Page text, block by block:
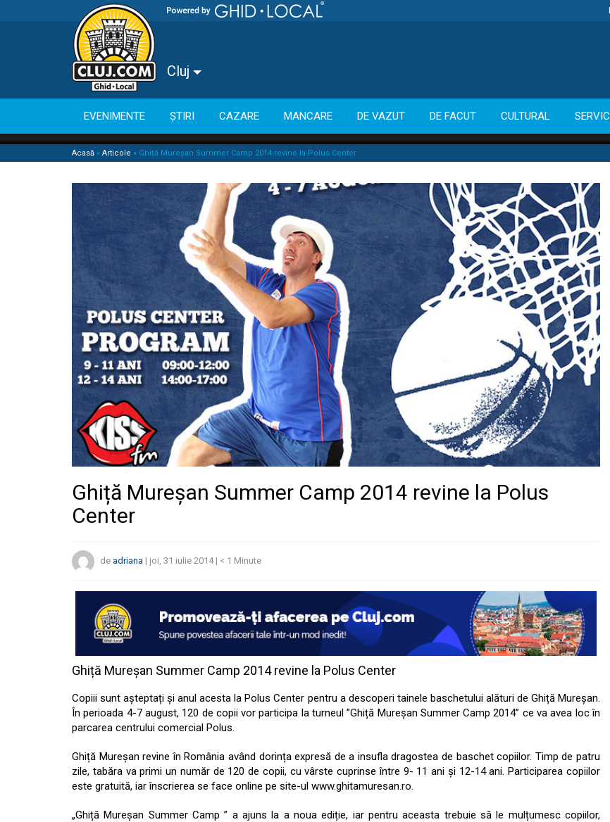
Cluj
EVENIMENTE ȘTIRI CAZARE MANCARE DE VAZUT DE FACUT CULTURAL
Acasă » Articole » Ghiță Mureșan Summer Camp 2014 revine la Polus Center
Ghiță Mureșan Summer Camp 2014 revine la Polus
Center
de adriana | joi, 31 iulie 2014| < 1 Minute
Ghiță Mureșan Summer Camp 2014 revine la Polus Center
Copiii sunt așteptați și anul acesta la Polus Center pentru a descoperi tainele baschetului alături de Ghiță Mureșan.
În perioada 4-7 august, 120 de copii vor participa la turneul ”Ghiță Mureșan Summer Camp 2014” ce va avea loc în
parcarea centrului comercial Polus.
Ghiță Mureșan revine în România având dorința expresă de a insufla dragostea de baschet copiilor. Timp de patru
zile, tabăra va primi un număr de 120 de copii, cu vârste cuprinse între 9- 11 ani și 12-14 ani. Participarea copiilor
este gratuită, iar înscrierea se face online pe site-ul www.ghitamuresan.ro.
„Ghiță Mureșan Summer Camp ” a ajuns la a noua ediție, iar pentru aceasta trebuie să le mulțumesc copiilor,